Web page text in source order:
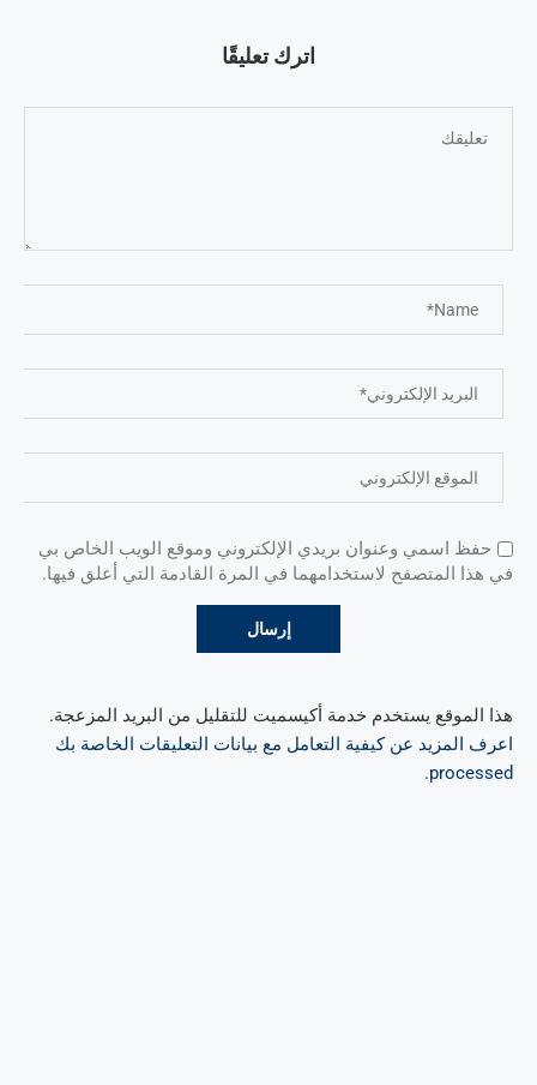
اترك تعليقًا
حفظ اسمي وعنوان بريدي الإلكتروني وموقع الويب الخاص بي
في هذا المتصفح لاستخدامهما في المرة القادمة التي أعلق فيها.
هذا الموقع يستخدم خدمة أكيسميت للتقليل من البريد المزعجة.
اعرف المزيد عن كيفية التعامل مع بيانات التعليقات الخاصة بك
processed
.